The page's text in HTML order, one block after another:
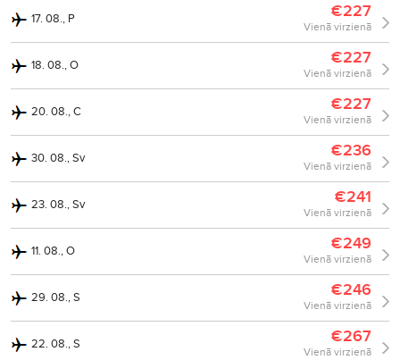
17. 08., P €227
Vienā virzienā
18. 08., O €227
Vienā virzienā
20. 08., C €227
Vienā virzienā
30. 08., Sv €236
Vienā virzienā
23. 08., Sv €241
Vienā virzienā
11. 08., O €249
Vienā virzienā
29. 08., S €246
Vienā virzienā
22. 08., S €267
Vienā virzienā